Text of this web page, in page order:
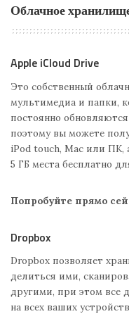
Облачное
Apple iCloud Drive
Это собственный
мультимедиа и папки,
постоянно
поэтому вы можете
iPod touch, Mac или ПК,
5 ГБ места бесплатно
Попробуйте прямо
Dropbox
Dropbox позволяет
делиться ими,
другими, при этом все
на всех ваших